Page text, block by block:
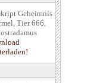
Geheimnis
Tier 666,